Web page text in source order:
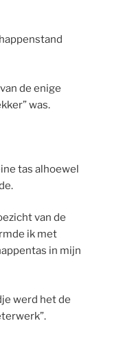
de enige
was.
tas alhoewel
van de
ik met
in mijn
werd het de